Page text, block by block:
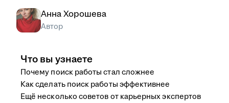
Анна Хорошева
Автор
Что вы узнаете
Почему поиск работы стал сложнее
Как сделать поиск работы эффективнее
Ещё несколько советов от карьерных экспертов